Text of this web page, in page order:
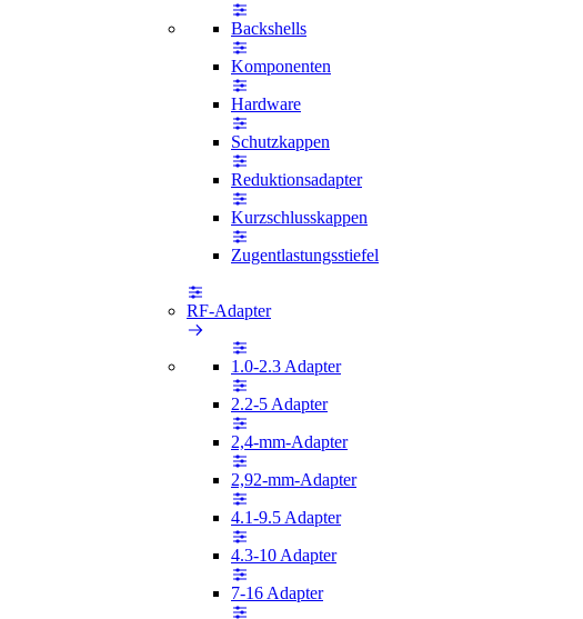
Backshells
Komponenten
Hardware
Schutzkappen
Reduktionsadapter
Kurzschlusskappen
Zugentlastungsstiefel
RF-Adapter
1.0-2.3 Adapter
2.2-5 Adapter
2,4-mm-Adapter
2,92-mm-Adapter
4.1-9.5 Adapter
4.3-10 Adapter
7-16 Adapter